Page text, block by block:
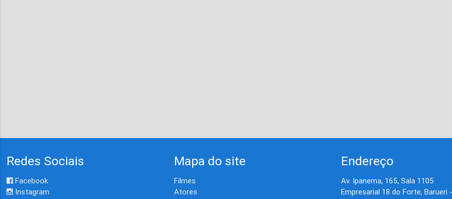
Redes Sociais
Facebook
Instagram
Mapa do site
Filmes
Atores
Endereço
Av. Ipanema, 165, Sala 1105
Empresarial 18 do Forte, Barueri